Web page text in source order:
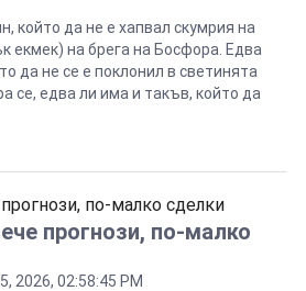
който да не е хапвал скумрия на
екмек) на брега на Босфора. Едва
да не се е поклонил в светинята
се, едва ли има и такъв, който да
на Али Баба, наречена
прогнози, по-малко
2026, 02:58:45 PM